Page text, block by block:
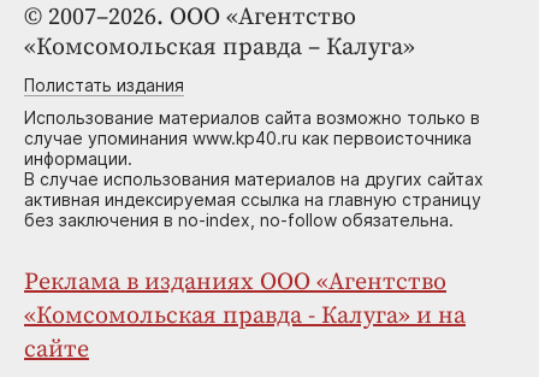
© 2007–2026. ООО «Агентство
«Комсомольская правда – Калуга»
Полистать издания
Использование материалов сайта возможно только в
случае упоминания www.kp40.ru как первоисточника
информации.
В случае использования материалов на других сайтах
активная индексируемая ссылка на главную страницу
без заключения в no-index, no-follow обязательна.
Реклама в изданиях ООО «Агентство
«Комсомольская правда - Калуга» и на
сайте